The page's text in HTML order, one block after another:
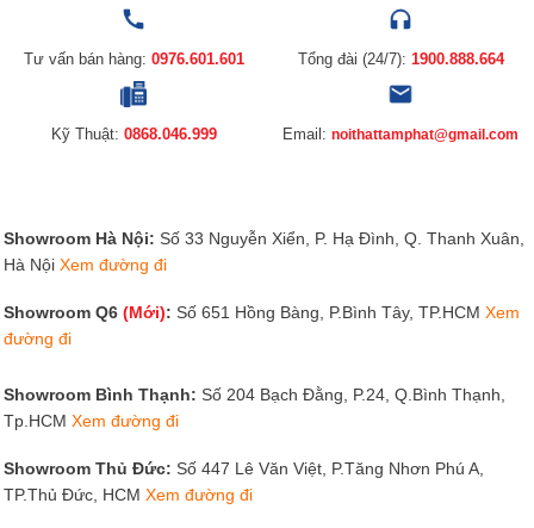
Tư vấn bán hàng: 0976.601.601 Tổng đài (24/7): 1900.888.664
Kỹ Thuật: 0868.046.999 Email: noithattamphat@gmail.com
Showroom Hà Nội: Số 33 Nguyễn Xiển, P. Hạ Đình, Q. Thanh Xuân,
Hà Nội Xem đường đi
Showroom Q6 (Mới): Số 651 Hồng Bàng, P.Bình Tây, TP.HCM Xem
đường đi
Showroom Bình Thạnh: Số 204 Bạch Đằng, P.24, Q.Bình Thạnh,
Tp.HCM Xem đường đi
Showroom Thủ Đức: Số 447 Lê Văn Việt, P.Tăng Nhơn Phú A,
TP.Thủ Đức, HCM Xem đường đi